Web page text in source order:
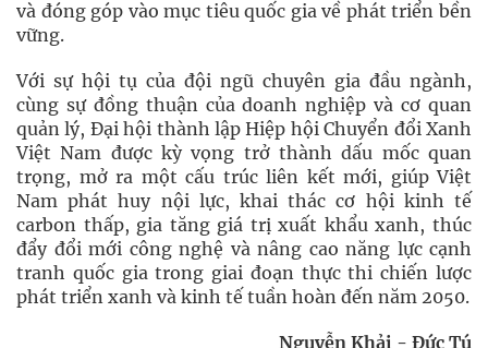
và đóng góp vào mục tiêu quốc gia về phát triển bền
vững.
Với sự hội tụ của đội ngũ chuyên gia đầu ngành,
cùng sự đồng thuận của doanh nghiệp và cơ quan
quản lý, Đại hội thành lập Hiệp hội Chuyển đổi Xanh
Việt Nam được kỳ vọng trở thành dấu mốc quan
trọng, mở ra một cấu trúc liên kết mới, giúp Việt
Nam phát huy nội lực, khai thác cơ hội kinh tế
carbon thấp, gia tăng giá trị xuất khẩu xanh, thúc
đẩy đổi mới công nghệ và nâng cao năng lực cạnh
tranh quốc gia trong giai đoạn thực thi chiến lược
phát triển xanh và kinh tế tuần hoàn đến năm 2050.
Nguyễn Khải - Đức Tú